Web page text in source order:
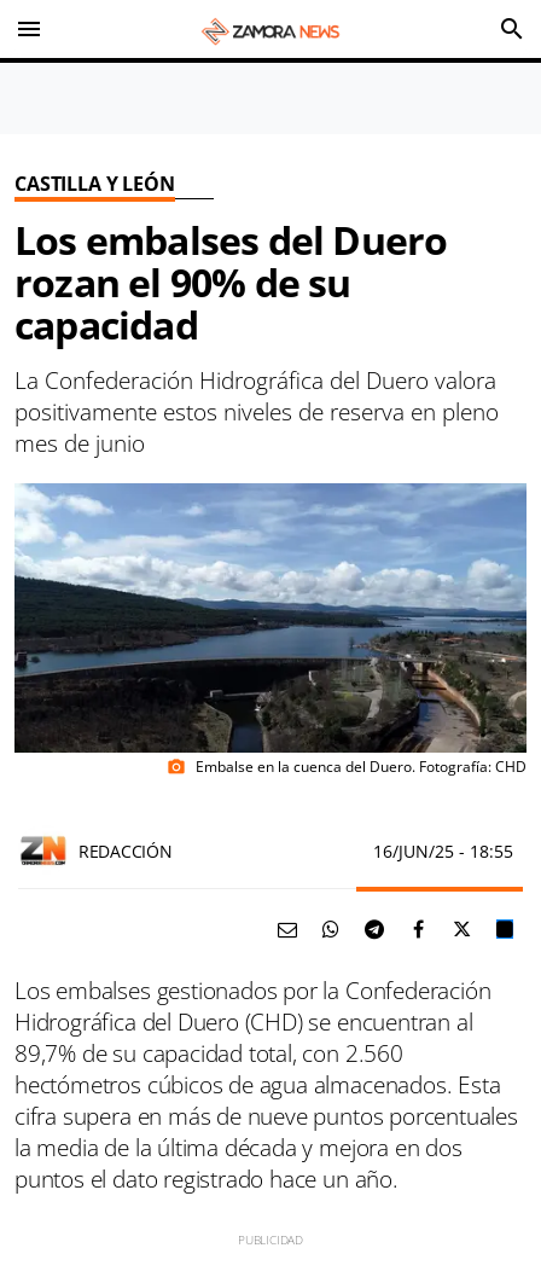
menu search
CASTILLA Y LEÓN
Los embalses del Duero
rozan el 90% de su
capacidad
La Confederación Hidrográfica del Duero valora
positivamente estos niveles de reserva en pleno
mes de junio
photo_camera Embalse en la cuenca del Duero. Fotografía: CHD
REDACCIÓN 16/JUN/25 - 18:55
Los embalses gestionados por la Confederación
Hidrográfica del Duero (CHD) se encuentran al
89,7% de su capacidad total, con 2.560
hectómetros cúbicos de agua almacenados. Esta
cifra supera en más de nueve puntos porcentuales
la media de la última década y mejora en dos
puntos el dato registrado hace un año.